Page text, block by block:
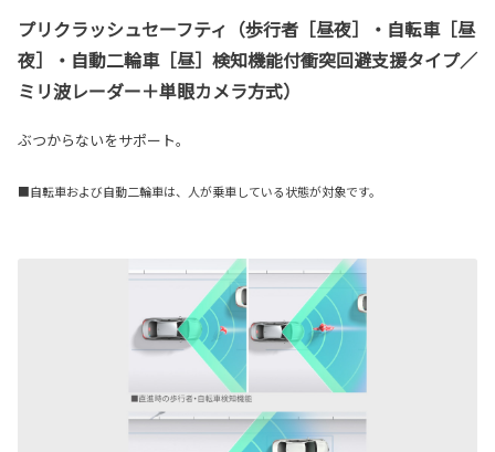
プリクラッシュセーフティ（歩行者［昼夜］・自転車［昼
夜］・自動二輪車［昼］検知機能付衝突回避支援タイプ／
ミリ波レーダー＋単眼カメラ方式）
ぶつからないをサポート。
■自転車および自動二輪車は、人が乗車している状態が対象です。